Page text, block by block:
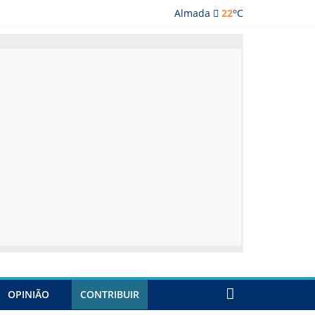
Almada 22oC
OPINIÃO CONTRIBUIR